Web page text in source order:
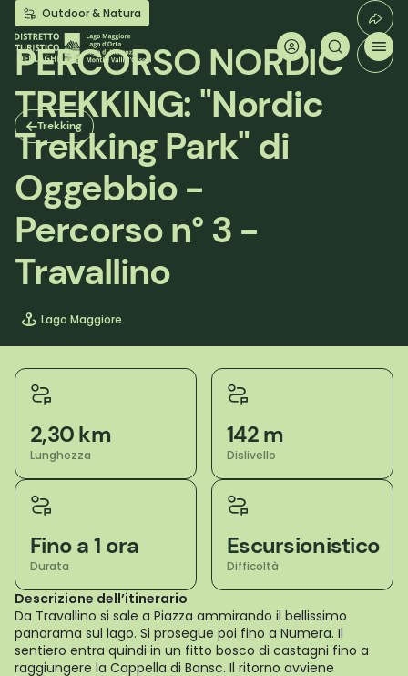
Salta
contenuto
principale
Trekking
Outdoor & Natura
PERCORSO NORDIC
TREKKING: "Nordic
Trekking Park" di
Oggebbio -
Percorso n° 3 -
Travallino
Lago Maggiore
2,30 km
Lunghezza
142 m
Dislivello
Fino a 1 ora
Durata
Escursionistico
Difficoltà
Descrizione dell’itinerario
Da Travallino si sale a Piazza ammirando il bellissimo
panorama sul lago. Si prosegue poi fino a Numera. Il
sentiero entra quindi in un fitto bosco di castagni fino a
raggiungere la Cappella di Bansc. Il ritorno avviene